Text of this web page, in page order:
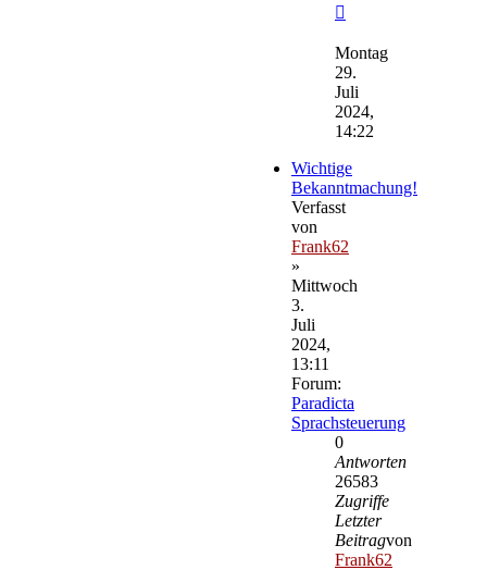
Beitrag
Montag
29.
Juli
2024,
14:22
Wichtige
Bekanntmachung!
Verfasst
von
Frank62
»
Mittwoch
3.
Juli
2024,
13:11
Forum:
Paradicta
Sprachsteuerung
0
Antworten
26583
Zugriffe
Letzter
Beitragvon
Frank62